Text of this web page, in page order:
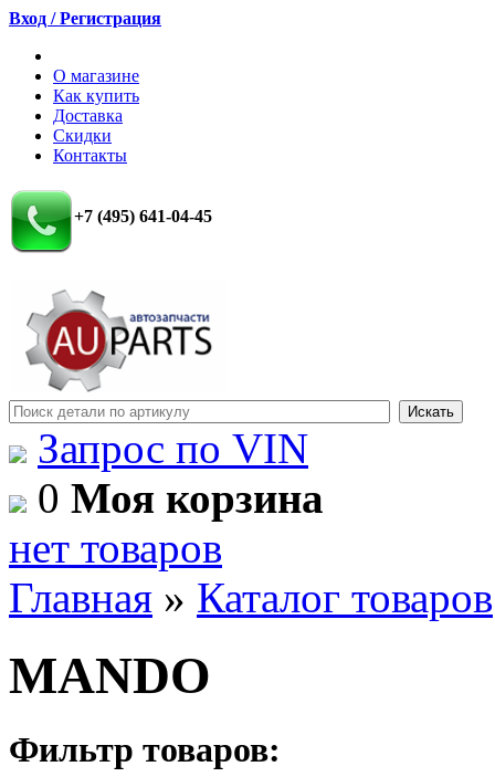
Вход / Регистрация
О магазине
Как купить
Доставка
Скидки
Контакты
+7 (495) 641-04-45
Запрос по VIN
0 Моя корзина
нет товаров
Главная » Каталог товаров
MANDO
Фильтр товаров: